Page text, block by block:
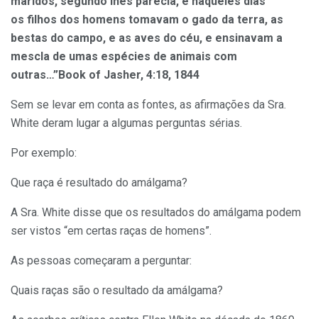
os filhos dos homens tomavam o gado da terra, as
bestas do campo, e as aves do céu, e ensinavam a
mescla de umas espécies de animais com
outras…”Book of Jasher, 4:18, 1844
Sem se levar em conta as fontes, as afirmações da Sra.
White deram lugar a algumas perguntas sérias.
Por exemplo:
Que raça é resultado do amálgama?
A Sra. White disse que os resultados do amálgama podem
ser vistos “em certas raças de homens”.
As pessoas começaram a perguntar:
Quais raças são o resultado da amálgama?